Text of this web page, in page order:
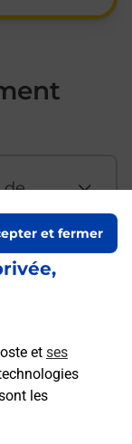
et ses
les
et fermer
de
un